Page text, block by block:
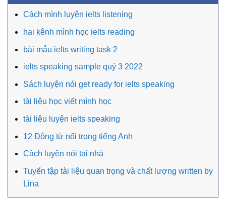
Cách mình luyện ielts listening
hai kênh mình học ielts reading
bài mẫu ielts writing task 2
ielts speaking sample quý 3 2022
Sách luyện nói get ready for ielts speaking
tài liệu học viết mình học
tài liệu luyện ielts speaking
12 Động từ nối trong tiếng Anh
Cách luyện nói tại nhà
Tuyển tập tài liệu quan trọng và chất lượng written by
Lina